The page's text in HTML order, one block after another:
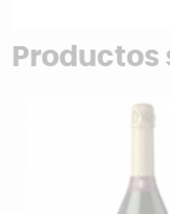
Productos